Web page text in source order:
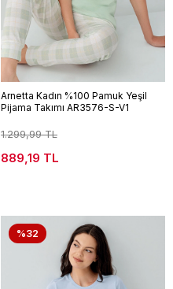
Arnetta Kadın %100 Pamuk Yeşil
Pijama Takımı AR3576-S-V1
1.299,99 TL
889,19 TL
%32